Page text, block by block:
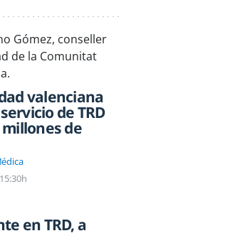
valenciana
de TRD
millones de
15:30h
en TRD, a